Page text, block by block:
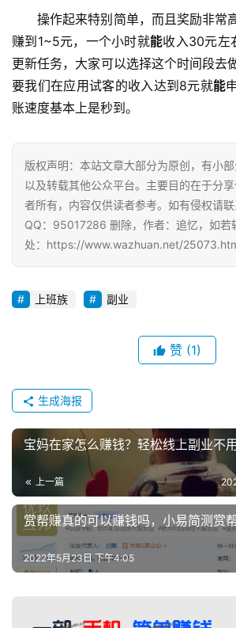
操作起来特别简单，而且奖励非常
赚到1~5元，一个小时就能收入30元左
更新任务，大家可以选择这个时间段去
要我们在应用试客的收入达到8元就能
账速度基本上是秒到。
版权声明：本站文章大部分为原创，有小
以及转载其他公众平台。主要目的在于分
者所有，内容仅供读者参考。如有侵权请
QQ：95017286 删除，作者：追忆，如若
处：https://www.wazhuan.net/
上班族 副业
赞 (1)
生成海报
宝妈在家怎么赚钱？轻松线上副业不
上一篇
赏帮赚真的可以赚钱吗，小易简测赏
2022年5月23日 下午4:05